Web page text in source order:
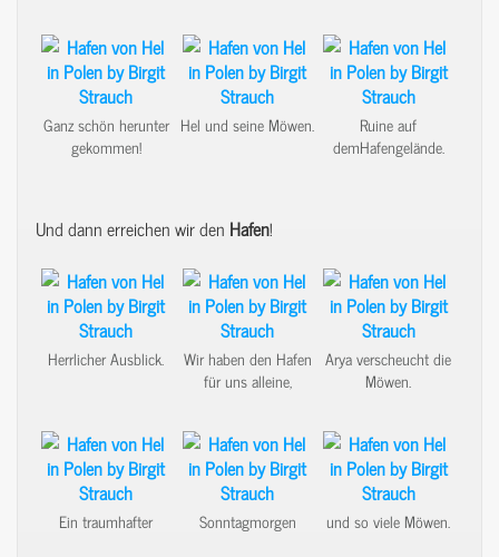
Ganz schön herunter
gekommen!
Hel und seine Möwen.
Ruine auf
demHafengelände.
Und dann erreichen wir den Hafen!
Herrlicher Ausblick.
Wir haben den Hafen
für uns alleine,
Arya verscheucht die
Möwen.
Ein traumhafter Sonntagmorgen und so viele Möwen.